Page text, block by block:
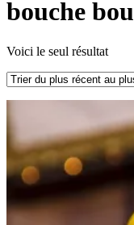
bouche
Voici le seul résultat